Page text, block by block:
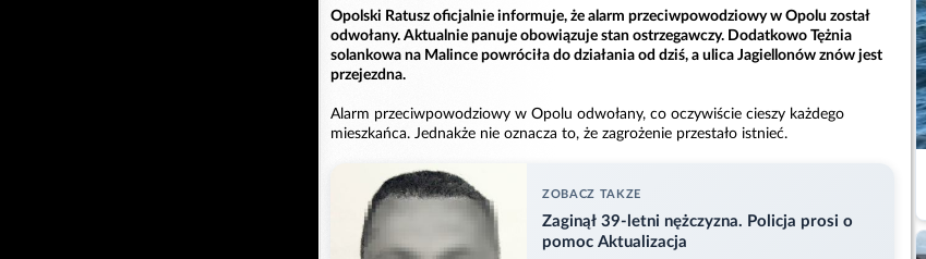
Opolski Ratusz oficjalnie informuje, że alarm przeciwpowodziowy w Opolu został
odwołany. Aktualnie panuje obowiązuje stan ostrzegawczy. Dodatkowo Tężnia
solankowa na Malince powróciła do działania od dziś, a ulica Jagiellonów znów jest
przejezdna.
Alarm przeciwpowodziowy w Opolu odwołany, co oczywiście cieszy każdego
mieszkańca. Jednakże nie oznacza to, że zagrożenie przestało istnieć.
ZOBACZ TAKZE
Zaginął 39-letni nężczyzna. Policja prosi o
pomoc Aktualizacja